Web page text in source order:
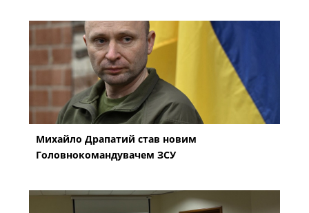
Михайло Драпатий став новим
Головнокомандувачем ЗСУ